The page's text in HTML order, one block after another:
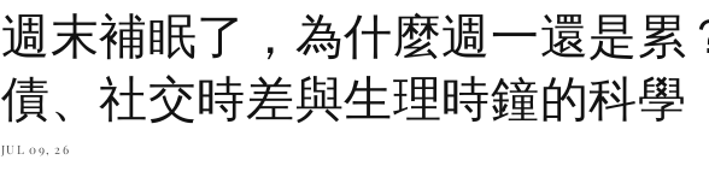
週末補眠了，為什麼週一還是累
債、社交時差與生理時鐘的科學
JUL 09, 26